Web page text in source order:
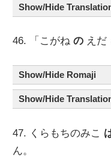
Show/Hide
46. 「こがねの えだ
Show/Hide Romaji
Show/Hide
47. くらもちのみこ
ん。